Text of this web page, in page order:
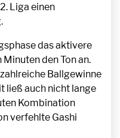
Liga einen
das aktivere
den Ton an.
Ballgewinne
ließ auch nicht lange
Kombination
verfehlte Gashi